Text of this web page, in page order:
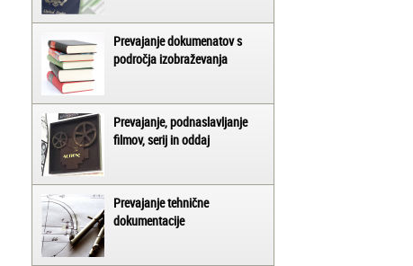
Prevajanje dokumenatov s
področja izobraževanja
Prevajanje, podnaslavljanje
filmov, serij in oddaj
Prevajanje tehnične
dokumentacije